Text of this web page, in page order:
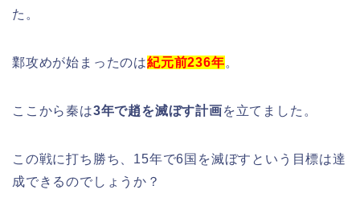
た。
鄴攻めが始まったのは紀元前236年。
ここから秦は3年で趙を滅ぼす計画を立てました。
この戦に打ち勝ち、15年で6国を滅ぼすという目標は達
成できるのでしょうか？